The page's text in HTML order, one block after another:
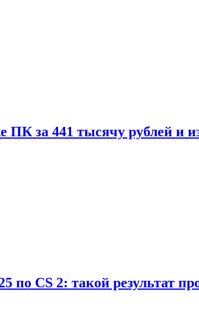
ПК за 441 тысячу рублей и
CS 2: такой результат